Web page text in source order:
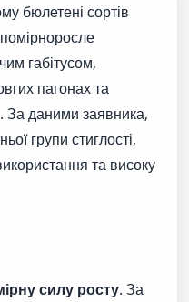
бюлетені сортів
габітусом,
пагонах та
За даними заявника,
групи стиглості,
та високу
силу росту. За